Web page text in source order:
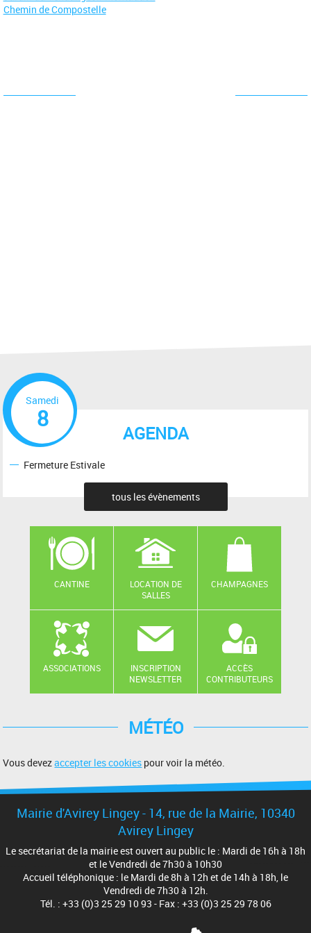
Chemin de Compostelle
AGENDA
Samedi
8
Fermeture Estivale
tous les évènements
CANTINE
LOCATION DE
SALLES
CHAMPAGNES
ASSOCIATIONS
INSCRIPTION
NEWSLETTER
ACCÈS
CONTRIBUTEURS
MÉTÉO
Vous devezaccepter les cookies pour voir la météo.
Mairie d'Avirey Lingey - 14, rue de la Mairie, 10340
Avirey Lingey
Le secrétariat de la mairie est ouvert au public le : Mardi de 16h à 18h
et le Vendredi de 7h30 à 10h30
Accueil téléphonique : le Mardi de 8h à 12h et de 14h à 18h, le
Vendredi de 7h30 à 12h.
Tél. : +33 (0)3 25 29 10 93 - Fax : +33 (0)3 25 29 78 06